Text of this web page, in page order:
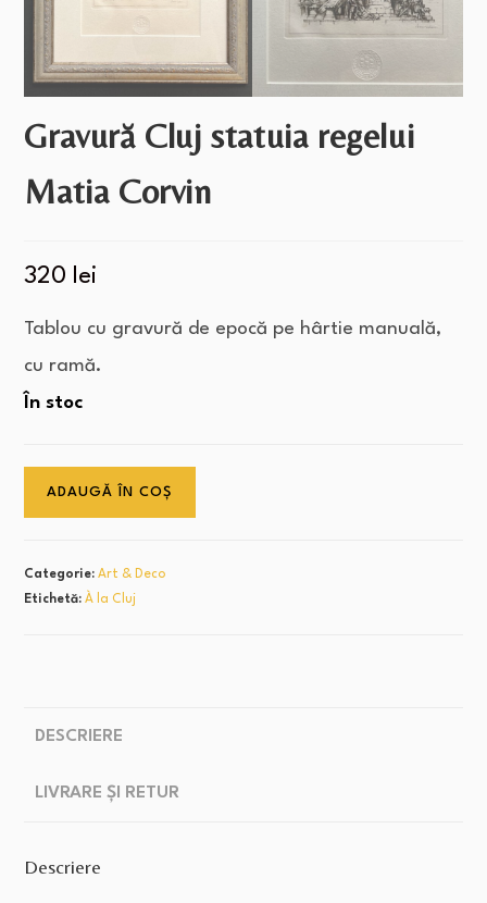
Gravură Cluj statuia regelui
Matia Corvin
320 lei
Tablou cu gravură de epocă pe hârtie manuală,
cu ramă.
În stoc
ADAUGĂ ÎN COȘ
Categorie:Art & Deco
Etichetă:À la Cluj
DESCRIERE
LIVRARE ȘI RETUR
Descriere